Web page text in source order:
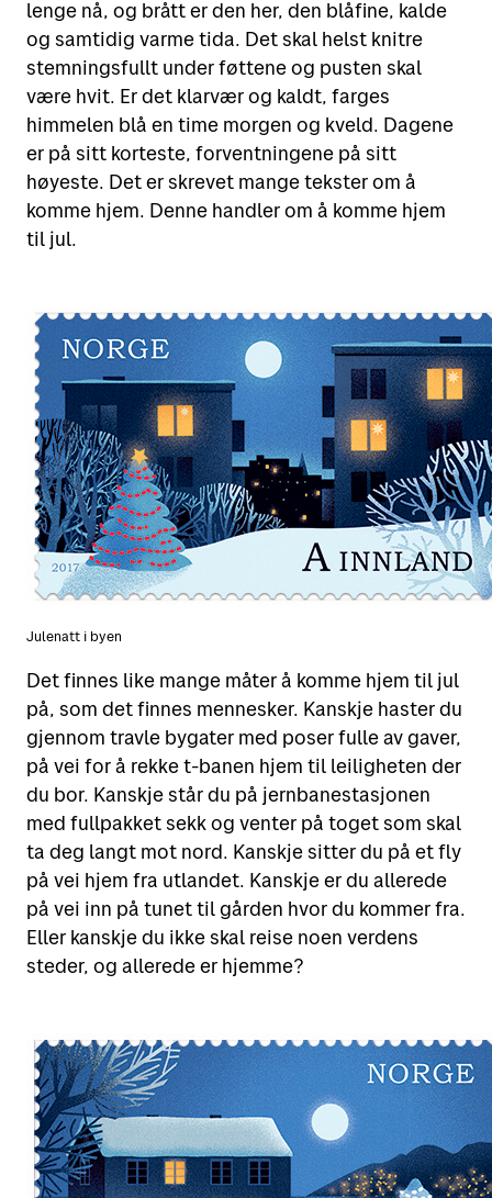
Sende i Norge
Sende til utlandet
Fortolling
Retur
Priser for 2026
Motta
Motta pakker og brev
Spore sendinger
Alt om postkasser
Leie postboks
Verktøy
Finn Posten på kartet
Flytte eller reise bort?
Adressesøk
Digipost
Posten Signering
Se alle verktøy
lenge nå, og brått er den her, den blåfine, kalde
og samtidig varme tida. Det skal helst knitre
stemningsfullt under føttene og pusten skal
være hvit. Er det klarvær og kaldt, farges
himmelen blå en time morgen og kveld. Dagene
er på sitt korteste, forventningene på sitt
høyeste. Det er skrevet mange tekster om å
komme hjem. Denne handler om å komme hjem
til jul.
Julenatt i byen
Det finnes like mange måter å komme hjem til jul
på, som det finnes mennesker. Kanskje haster du
gjennom travle bygater med poser fulle av gaver,
på vei for å rekke t-banen hjem til leiligheten der
du bor. Kanskje står du på jernbanestasjonen
med fullpakket sekk og venter på toget som skal
ta deg langt mot nord. Kanskje sitter du på et fly
på vei hjem fra utlandet. Kanskje er du allerede
på vei inn på tunet til gården hvor du kommer fra.
Eller kanskje du ikke skal reise noen verdens
steder, og allerede er hjemme?